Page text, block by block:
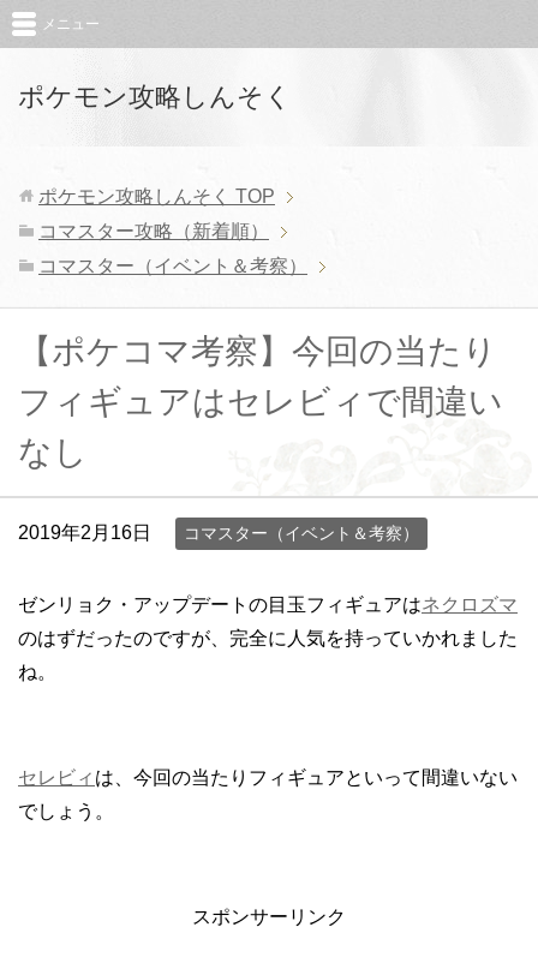
ポケモン攻略しんそく
メニュー
ポケモン攻略しんそく TOP
コマスター攻略（新着順）
コマスター（イベント＆考察）
【ポケコマ考察】今回の当たり
フィギュアはセレビィで間違い
なし
2019年2月16日 コマスター（イベント＆考察）
ゼンリョク・アップデートの目玉フィギュアはネクロズマ
のはずだったのですが、完全に人気を持っていかれました
ね。
セレビィ は、今回の当たりフィギュアといって間違いない
でしょう。
スポンサーリンク